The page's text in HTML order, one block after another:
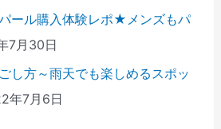
ール購入体験レポ★メンズもパ
7月30日
し方～雨天でも楽しめるスポッ
年7月6日